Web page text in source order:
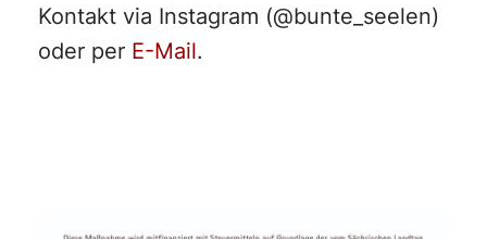
Kontakt via Instagram (@bunte_seelen)
oder per E-Mail.